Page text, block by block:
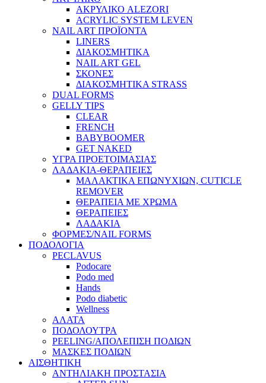
ΑΚΡΥΛΙΚΟ ALEZORI
ACRYLIC SYSTEM LEVEN
NAIL ART ΠΡΟΪΟΝΤΑ
LINERS
ΔΙΑΚΟΣΜΗΤΙΚΑ
NAIL ART GEL
ΣΚΟΝΕΣ
ΔΙΑΚΟΣΜΗΤΙΚΑ STRASS
DUAL FORMS
GELLY TIPS
CLEAR
FRENCH
BABYBOOMER
GET NAKED
ΥΓΡΑ ΠΡΟΕΤΟΙΜΑΣΙΑΣ
ΛΑΔΑΚΙΑ-ΘΕΡΑΠΕΙΕΣ
ΜΑΛΑΚΤΙΚΑ ΕΠΩΝΥΧΙΩΝ, CUTICLE
REMOVER
ΘΕΡΑΠΕΙΑ ΜΕ ΧΡΩΜΑ
ΘΕΡΑΠΕΙΕΣ
ΛΑΔΑΚΙΑ
ΦΟΡΜΕΣ/NAIL FORMS
ΠΟΔΟΛΟΓΙΑ
PECLAVUS
Podocare
Podo med
Hands
Podo diabetic
Wellness
ΑΛΑΤΑ
ΠΟΔΟΛΟΥΤΡΑ
PEELING/ΑΠΟΛΕΠΙΣΗ ΠΟΔΙΩΝ
ΜΑΣΚΕΣ ΠΟΔΙΩΝ
ΑΙΣΘΗΤΙΚΗ
ΑΝΤΗΛΙΑΚΗ ΠΡΟΣΤΑΣΙΑ